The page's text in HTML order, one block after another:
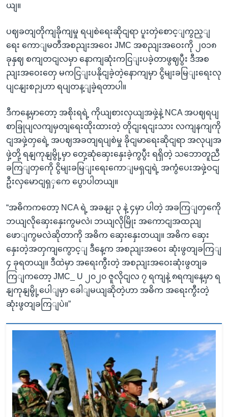
ယျ။
ပဈခတျတိုကျခိုကျမှု ရပျစဲရေးဆိုငျရာ ပူးတှဲစောင့ျကွည့ျ
ရေး ကောျမတီအစညျးအဝေး JMC အစညျးအဝေးကို ၂၀၁၈
ခုနှဈ စကျတငျလမှာ နောကျဆုံးကငြျးပခဲ့တာဖွဈပွီး ဒီအစ
ညျးအဝေးတှေ မကငြျးပနိုငျခဲ့တဲ့နောကျမှာ ငွိမျးခမြျးရေးလု
ပျငနျးစဉျဟာ ရပျတန့ျခဲ့ရတာပါ။
ဒီကနေ့မှာတော့ အစိုးရရဲ့ ကိုယျစားလှယျအဖှဲ့နဲ့ NCA အပဈရပျ
စာခြုပျလကျမှတျရေးထိုးထားတဲ့ တိုငျးရငျးသား လကျနကျကို
ငျအဖှဲ့တှရေဲ့ အပဈအခတျရပျစဲမှု ခိုငျမာရေးဆိုငျရာ အလုပျအ
ဖှဲ့တို့ ရနျကုနျမွို့မှာ တှေ့ဆုံဆှေးနှေးခဲ့ကွပွီး ရရှိတဲ့ သဘောတူညီ
ခကြျတှကေို ငွိမျးခမြျးရေးကောျမရှငျရဲ့ အကွံပေးအဖှဲ့ဝငျ
ဦးလှမောငျရှှကေ ပွောပါတယျ။
“အဓိကကတော့ NCA ရဲ့ အခနျး ၃ နဲ့ ၄မှာ ပါတဲ့ အခကြျတှကေို
ဘယျလိုဆှေးနှေးကွမလဲ၊ ဘယျလိုမြိုး အကောငျအထညျ
ဖောျကွမလဲဆိုတာကို အဓိက ဆှေးနှေးတယျ။ အဓိက ဆှေး
နှေးတဲ့အတှကျကွောင့ျ ဒီနေ့က အစညျးအဝေး ဆုံးဖွတျခကြျ
၄ ခုရတယျ။ ဒီထဲမှာ အရေးကွီးတဲ့ အစညျးအဝေးဆုံးဖွတျခ
ကြျကတော့ JMC_ U ၂၀၂၀ ဇူလိုငျလ ၇ ရကျနဲ့ ၈ရကျနေ့မှာ ရ
နျကုနျမွို့ပေါျမှာ ခေါျမယျဆိုတဲ့ဟာ အဓိက အရေးကွီးတဲ့
ဆုံးဖွတျခကြျပဲ။”